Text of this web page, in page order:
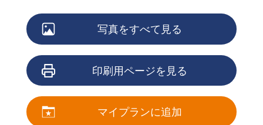
写真をすべて見る
印刷用ページを見る
マイプランに追加